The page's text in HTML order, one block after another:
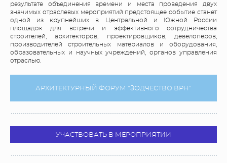
результате объединения времени и места проведения двух
значимых отраслевых мероприятий предстоящее событие станет
одной из крупнейших в Центральной и Южной России
площадок для встречи и эффективного сотрудничества
строителей, архитекторов, проектировщиков, девелоперов,
производителей строительных материалов и оборудования,
образовательных и научных учреждений, органов управления
отраслью.
АРХИТЕКТУРНЫЙ ФОРУМ "ЗОДЧЕСТВО ВРН"
УЧАСТВОВАТЬ В МЕРОПРИЯТИИ